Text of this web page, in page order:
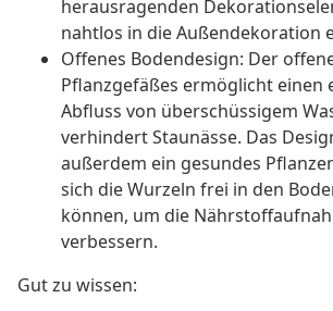
herausragenden
nahtlos in die Außendekoration
Offenes Bodendesign: Der
Pflanzgefäßes ermöglicht einen
Abfluss von überschüssigem
verhindert Staunässe. Das
außerdem ein gesundes
sich die Wurzeln frei in den
können, um die
verbessern.
Gut zu wissen: